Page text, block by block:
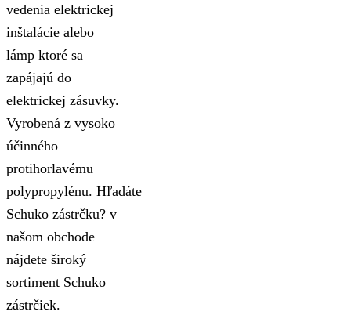
vedenia elektrickej
inštalácie alebo
lámp ktoré sa
zapájajú do
elektrickej zásuvky.
Vyrobená z vysoko
účinného
protihorlavému
polypropylénu. Hľadáte
Schuko zástrčku? v
našom obchode
nájdete široký
sortiment Schuko
zástrčiek.